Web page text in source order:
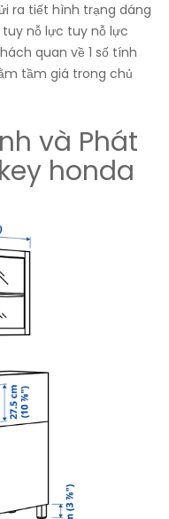
ra tiết hình trạng dáng
tuy nỗ lực tuy nỗ lực
quan về 1 số tính
tầm giá trong chủ
và Phát
honda